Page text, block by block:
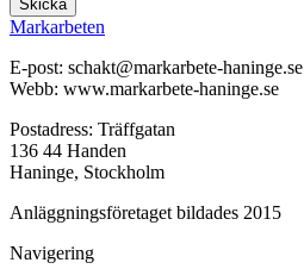
Skicka
Markarbeten
E-post: schakt@markarbete-haninge.se
Webb: www.markarbete-haninge.se
Postadress: Träffgatan
136 44 Handen
Haninge, Stockholm
Anläggningsföretaget bildades 2015
Navigering